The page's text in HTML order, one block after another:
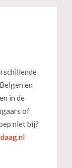
en
in de
of
niet bij?